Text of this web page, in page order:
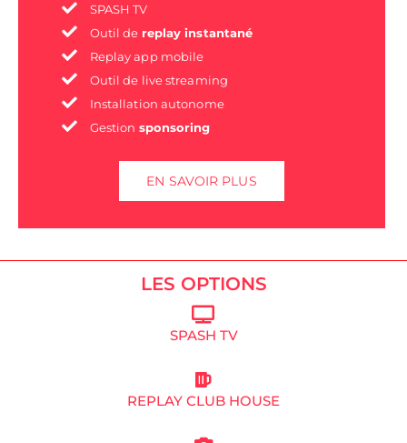
SPASH TV
Outil de replay instantané
Replay app mobile
Outil de live streaming
Installation autonome
Gestion sponsoring
EN SAVOIR PLUS
LES OPTIONS
SPASH TV
REPLAY CLUB HOUSE